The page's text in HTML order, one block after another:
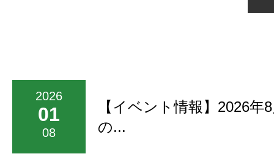
2026
01
08
【イベント情報】2026年
の...